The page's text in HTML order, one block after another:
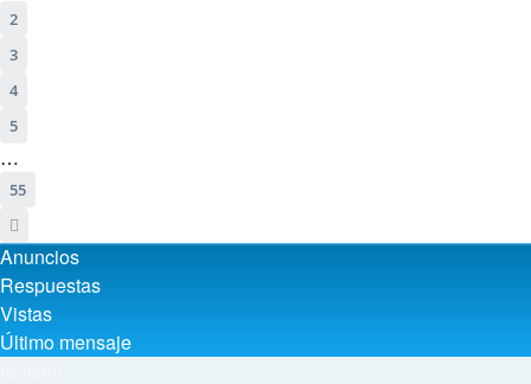
2
3
4
5
…
55
Anuncios
Respuestas
Vistas
Último mensaje